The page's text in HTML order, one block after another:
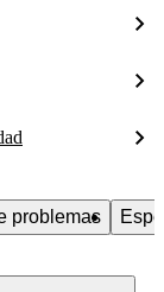
problemas